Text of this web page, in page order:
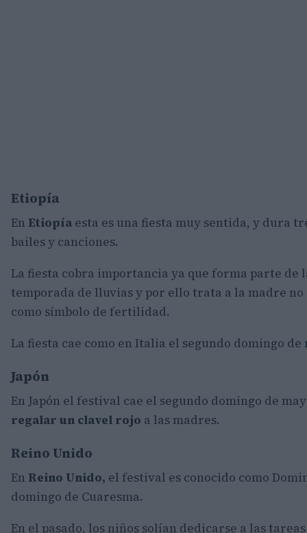
Etiopía
En Etiopía esta es una fiesta muy sentida, y dura
bailes y canciones.
La fiesta cobra importancia ya que forma parte de
temporada de lluvias y por ello trata a la madre
como símbolo de fertilidad.
La fiesta cae como en Italia el segundo domingo de
Japón
En Japón el festival cae el segundo domingo de
regalar un clavel rojo a las madres.
Reino Unido
En Reino Unido, el festival es conocido como
domingo de Cuaresma.
En el pasado, los niños solían dedicarse a las